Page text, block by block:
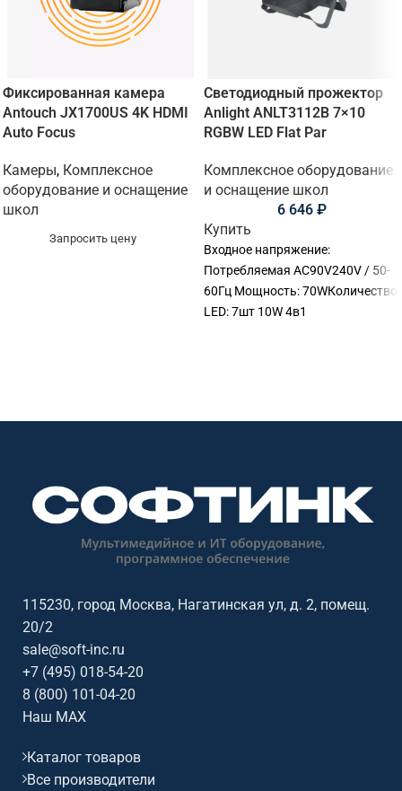
Фиксированная камера
Antouch JX1700US 4K HDMI
Auto Focus
Камеры, Комплексное
оборудование и оснащение
школ
Запросить цену
Светодиодный прожектор
Anlight ANLT3112B 7×10
RGBW LED Flat Par
Комплексное оборудование
и оснащение школ
6 646 ₽
Купить
Входное напряжение:
Потребляемая AC90V240V / 50-
60Гц Мощность: 70WКоличество
LED: 7шт 10W 4в1
115230, город Москва, Нагатинская ул, д. 2, помещ.
20/2
sale@soft-inc.ru
+7 (495) 018-54-20
8 (800) 101-04-20
Наш MAX
Каталог товаров
Все производители